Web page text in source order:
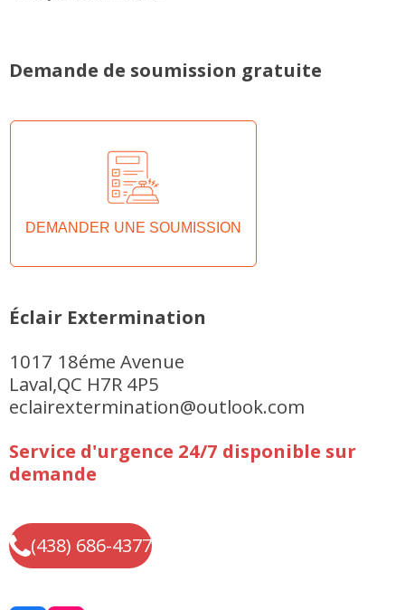
Demande de soumission gratuite
DEMANDER UNE SOUMISSION
Éclair Extermination
1017 18éme Avenue
Laval,QC H7R 4P5
eclairextermination@outlook.com
Service d'urgence 24/7 disponible sur
demande
(438) 686-4377